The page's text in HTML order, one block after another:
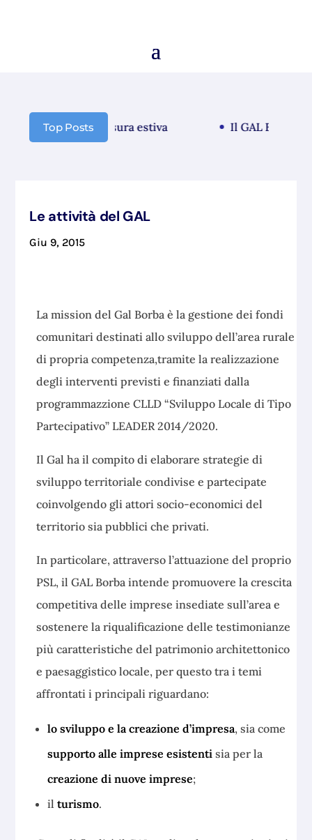
Top Postschiusura estiva Il GAL Borba
Le attività del GAL
Giu 9, 2015
La mission del Gal Borba è la gestione dei fondi
comunitari destinati allo sviluppo dell’area rurale
di propria competenza,tramite la realizzazione
degli interventi previsti e finanziati dalla
programmazzione CLLD “Sviluppo Locale di Tipo
Partecipativo” LEADER 2014/2020.
Il Gal ha il compito di elaborare strategie di
sviluppo territoriale condivise e partecipate
coinvolgendo gli attori socio-economici del
territorio sia pubblici che privati.
In particolare, attraverso l’attuazione del proprio
PSL, il GAL Borba intende promuovere la crescita
competitiva delle imprese insediate sull’area e
sostenere la riqualificazione delle testimonianze
più caratteristiche del patrimonio architettonico
e paesaggistico locale, per questo tra i temi
affrontati i principali riguardano:
lo sviluppo e la creazione d’impresa, sia come
supporto alle imprese esistenti sia per la
creazione di nuove imprese;
ilturismo.